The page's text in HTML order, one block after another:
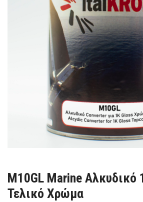
M10GL Marine Αλκυδικό
Τελικό Χρώμα